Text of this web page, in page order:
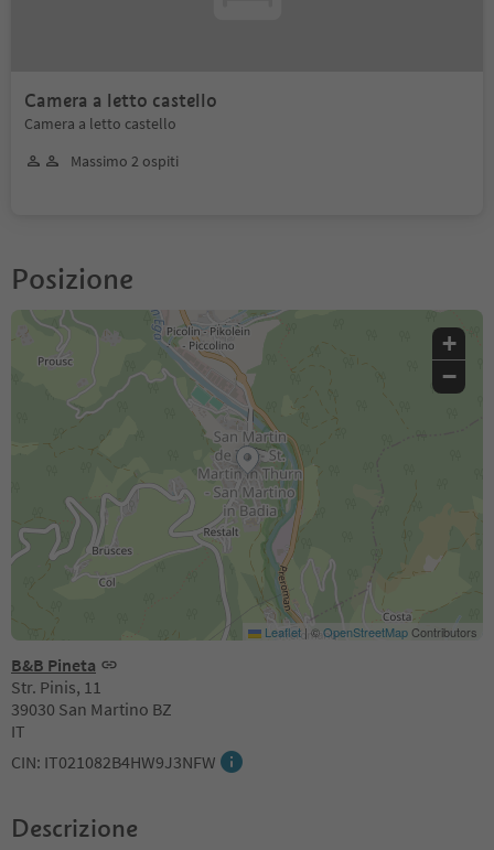
Camera a letto castello
Camera a letto castello
Massimo 2 ospiti
Posizione
B&B Pineta
Str. Pinis, 11
39030 San Martino BZ
IT
CIN: IT021082B4HW9J3NFW
+
−
Leaflet | ©OpenStreetMapContributors
Descrizione